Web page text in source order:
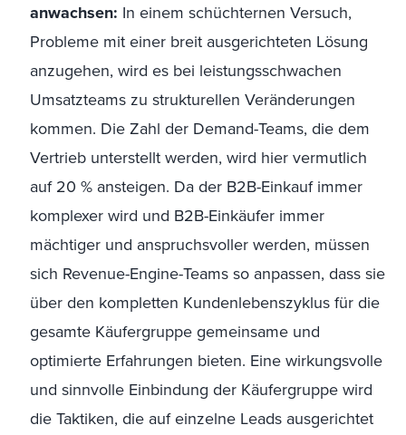
anwachsen: In einem schüchternen Versuch,
Probleme mit einer breit ausgerichteten Lösung
anzugehen, wird es bei leistungsschwachen
Umsatzteams zu strukturellen Veränderungen
kommen. Die Zahl der Demand-Teams, die dem
Vertrieb unterstellt werden, wird hier vermutlich
auf 20 % ansteigen. Da der B2B-Einkauf immer
komplexer wird und B2B-Einkäufer immer
mächtiger und anspruchsvoller werden, müssen
sich Revenue-Engine-Teams so anpassen, dass sie
über den kompletten Kundenlebenszyklus für die
gesamte Käufergruppe gemeinsame und
optimierte Erfahrungen bieten. Eine wirkungsvolle
und sinnvolle Einbindung der Käufergruppe wird
die Taktiken, die auf einzelne Leads ausgerichtet